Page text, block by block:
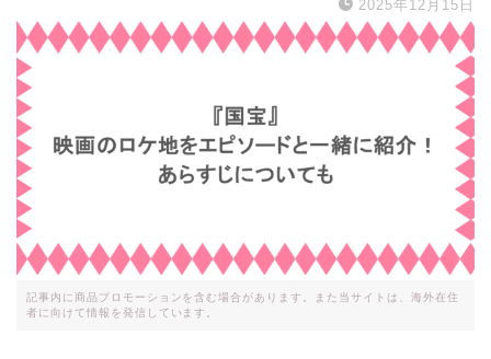
2025年12月15日
記事内に商品プロモーションを含む場合があります。また当サイトは、海外在住
者に向けて情報を発信しています。